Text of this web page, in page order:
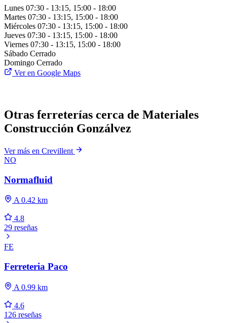
Lunes 07:30 - 13:15, 15:00 - 18:00
Martes 07:30 - 13:15, 15:00 - 18:00
Miércoles 07:30 - 13:15, 15:00 - 18:00
Jueves 07:30 - 13:15, 15:00 - 18:00
Viernes 07:30 - 13:15, 15:00 - 18:00
Sábado Cerrado
Domingo Cerrado
Ver en Google Maps
Otras ferreterías cerca de Materiales
Construcción Gonzálvez
Ver más en Crevillent
NO
Normafluid
A 0.42 km
4.8
29 reseñas
FE
Ferreteria Paco
A 0.99 km
4.6
126 reseñas